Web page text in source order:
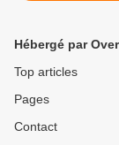
Hébergé par
Top articles
Pages
Contact